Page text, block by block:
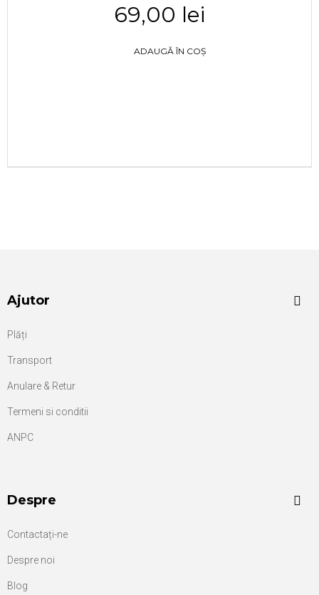
69,00 lei
ADAUGĂ ÎN COȘ
Ajutor
Plăți
Transport
Anulare & Retur
Termeni si conditii
ANPC
Despre
Contactați-ne
Despre noi
Blog